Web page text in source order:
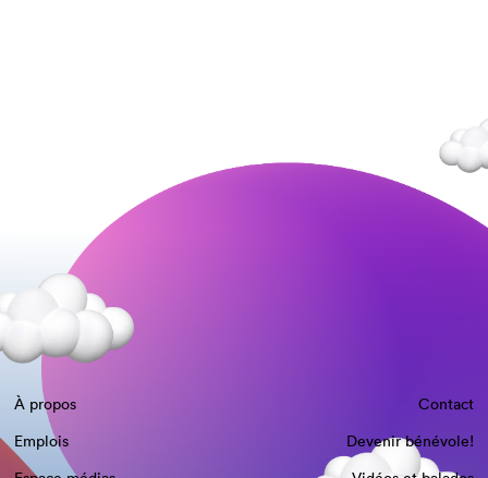
À propos
Contact
Emplois
Devenir bénévole!